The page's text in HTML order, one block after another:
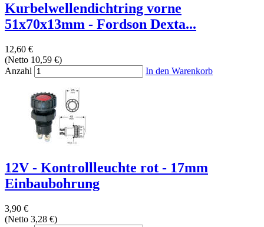
Kurbelwellendichtring vorne
51x70x13mm - Fordson Dexta...
12,60 €
(Netto 10,59 €)
Anzahl
In den Warenkorb
12V - Kontrollleuchte rot - 17mm
Einbaubohrung
3,90 €
(Netto 3,28 €)